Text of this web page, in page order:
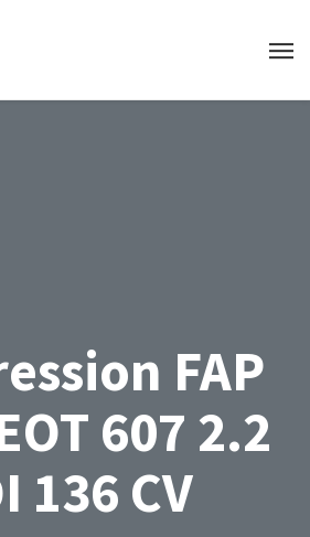
FAP
607 2.2
136 CV